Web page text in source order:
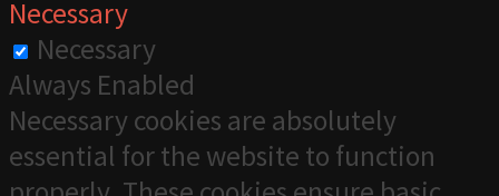
Necessary
Necessary
Always Enabled
Necessary cookies are absolutely
essential for the website to function